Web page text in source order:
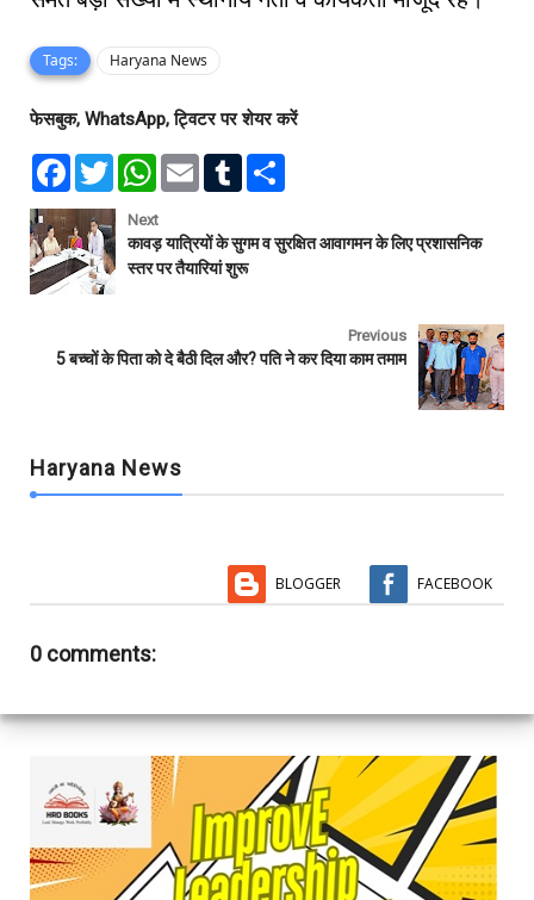
Tags: Haryana News
फेसबुक, WhatsApp, ट्विटर पर शेयर करें
F
e
b
o
o
T
w
t
t
e
r
W
t
s
A
p
E
l
T
l
r
e
Next
कावड़ यात्रियों के सुगम व सुरक्षित आवागमन के लिए प्रशासनिक
स्तर पर तैयारियां शुरू
Previous
5 बच्चों के पिता को दे बैठी दिल और? पति ने कर दिया काम तमाम
Haryana News
BLOGGER FACEBOOK
0 comments: